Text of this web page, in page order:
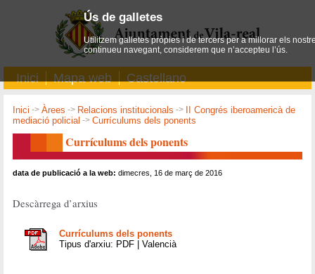
Inici Mapa web Castellano
Inici ->Àrees -> Relacions institucionals ->
II Congrés iberoamericà de
mediació policial ->Currículums dels ponents
Currículums dels ponents
data de publicació a la web: dimecres, 16 de març de 2016
Descàrrega d’arxius
Currículums dels ponents
Tipus d'arxiu: PDF | Valencià
Ús de galletes
Utilitzem galletes pròpies i de tercers per a millorar els
continueu navegant, considerem que n’accepteu l’ús.